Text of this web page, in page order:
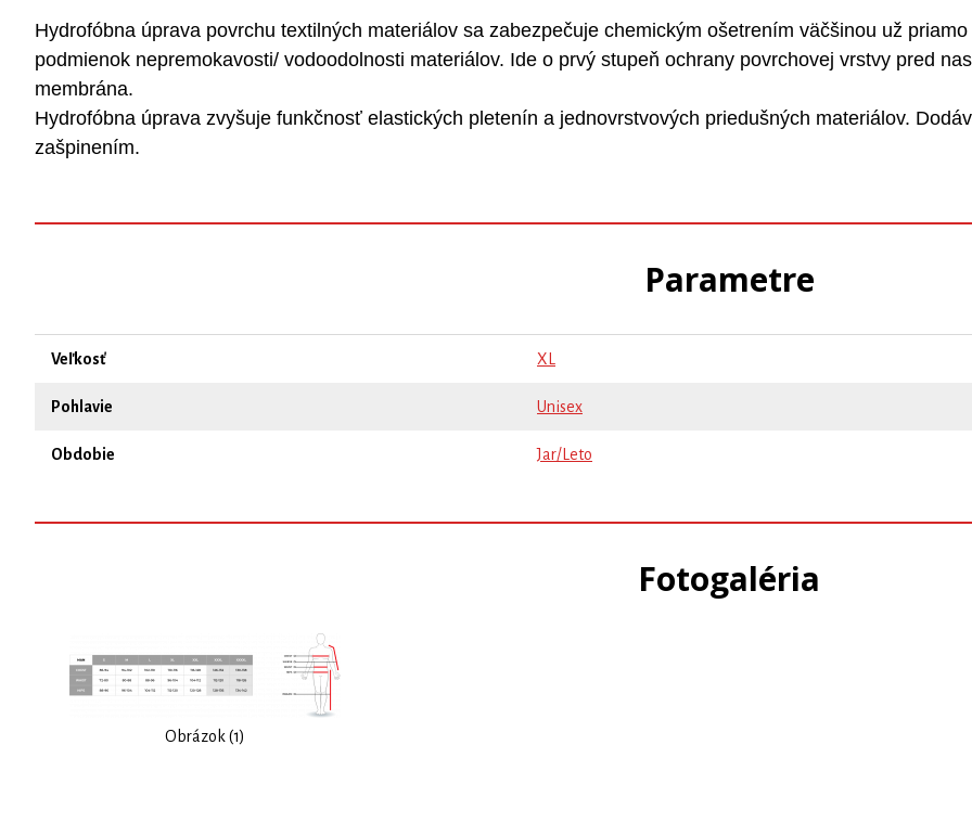
Hydrofóbna úprava povrchu textilných materiálov sa zabezpečuje chemickým ošetrením väčšinou už
podmienok nepremokavosti/ vodoodolnosti materiálov. Ide o prvý stupeň ochrany povrchovej vrstvy pred
membrána.
Hydrofóbna úprava zvyšuje funkčnosť elastických pletenín a jednovrstvových priedušných materiálov.
zašpinením.
Parametre
Veľkosť XL
Pohlavie Unisex
Obdobie Jar/Leto
Fotogaléria
Obrázok (1)